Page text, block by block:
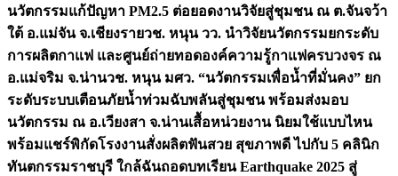
นวัตกรรมแก้ปัญหา PM2.5 ต่อยอดงานวิจัยสู่ชุมชน ณ ต.จันจว้า
ใต้ อ.แม่จัน จ.เชียงรายวช. หนุน วว. นำวิจัยนวัตกรรมยกระดับ
การผลิตกาแฟ และศูนย์ถ่ายทอดองค์ความรู้กาแฟครบวงจร ณ
อ.แม่จริม จ.น่านวช. หนุน มศว. “นวัตกรรมเพื่อน้ำที่มั่นคง” ยก
ระดับระบบเตือนภัยน้ำท่วมฉับพลันสู่ชุมชน พร้อมส่งมอบ
นวัตกรรม ณ อ.เวียงสา จ.น่านเสื้อหน่วยงาน นิยมใช้แบบไหน
พร้อมแชร์พิกัดโรงงานสั่งผลิตฟันสวย สุขภาพดี ไปกับ 5 คลินิก
ทันตกรรมราชบุรี ใกล้ฉันถอดบทเรียน Earthquake 2025 สู่